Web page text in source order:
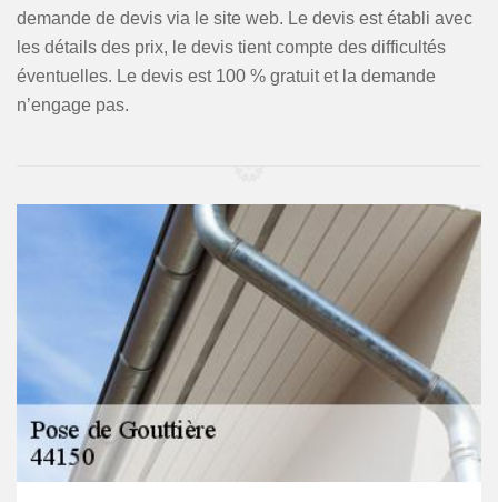
demande de devis via le site web. Le devis est établi avec
les détails des prix, le devis tient compte des difficultés
éventuelles. Le devis est 100 % gratuit et la demande
n’engage pas.